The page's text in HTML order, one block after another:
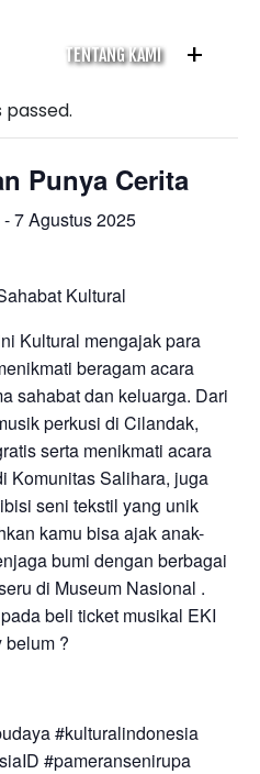
TENTANG KAMI +
passed.
Punya Cerita
-7 Agustus 2025
Kultural
Kultural mengajak para
beragam acara
sahabat dan keluarga. Dari
perkusi di Cilandak,
serta menikmati acara
Komunitas Salihara, juga
seni tekstil yang unik
kamu bisa ajak anak-
bumi dengan berbagai
di Museum Nasional .
beli ticket musikal EKI
belum ?
#kulturalindonesia
#pameransenirupa